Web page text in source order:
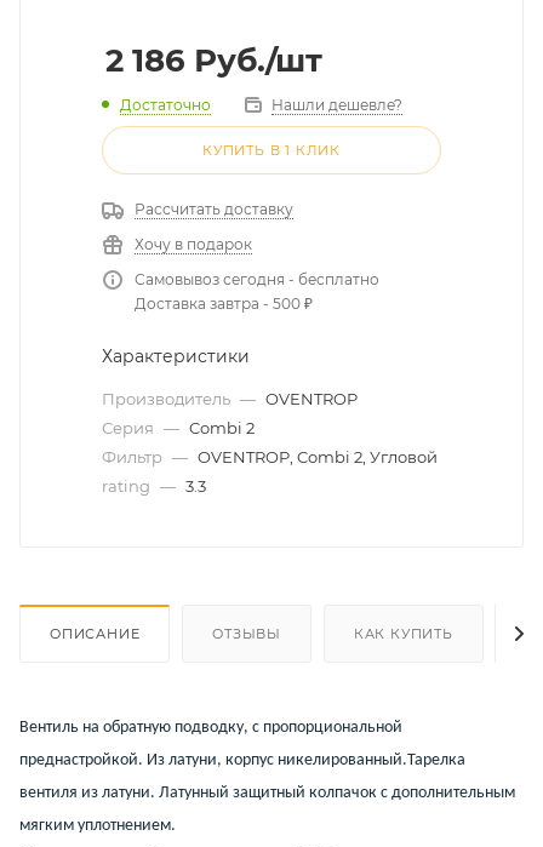
2 186 Руб./шт
Достаточно Нашли дешевле?
КУПИТЬ В 1 КЛИК
Рассчитать доставку
Хочу в подарок
Самовывоз сегодня - бесплатно
Доставка завтра - 500 ₽
Характеристики
Производитель — OVENTROP
Серия — Combi 2
Фильтр — OVENTROP, Combi 2, Угловой
rating — 3.3
ОПИСАНИЕ ОТЗЫВЫ КАК КУПИТЬ
Вентиль на обратную подводку, с пропорциональной
преднастройкой. Из латуни, корпус никелированный.Тарелка
вентиля из латуни. Латунный защитный колпачок с дополнительным
мягким уплотнением.